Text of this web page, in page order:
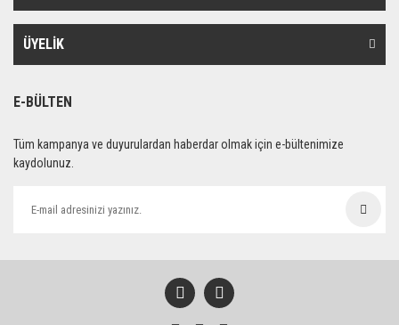
ÜYELİK
E-BÜLTEN
Tüm kampanya ve duyurulardan haberdar olmak için e-bültenimize
kaydolunuz.